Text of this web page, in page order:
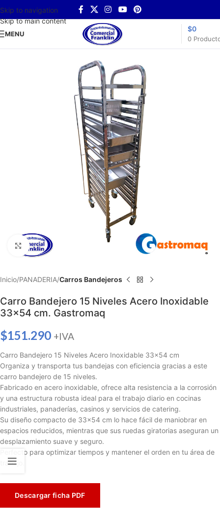
Skip to navigation
Skip to main content
MENU
0
$0
Haga clic para ampliar
Inicio PANADERIA Carros Bandejeros
Carro Bandejero 15 Niveles Acero Inoxidable
33×54 cm. Gastromaq
$151.290 +IVA
Carro Bandejero 15 Niveles Acero Inoxidable 33×54 cm
Organiza y transporta tus bandejas con eficiencia gracias a este
carro bandejero de 15 niveles.
Fabricado en acero inoxidable, ofrece alta resistencia a la corrosión
y una estructura robusta ideal para el trabajo diario en cocinas
industriales, panaderías, casinos y servicios de catering.
Su diseño compacto de 33×54 cm lo hace fácil de maniobrar en
espacios reducidos, mientras que sus ruedas giratorias aseguran un
desplazamiento suave y seguro.
Perfecto para optimizar tiempos y mantener el orden en tu área de
trabajo.
Descargar ficha PDF